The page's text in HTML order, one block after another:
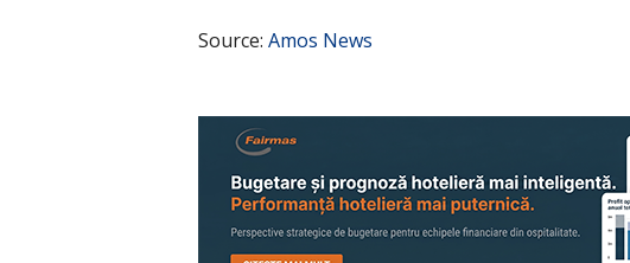
Source: Amos News